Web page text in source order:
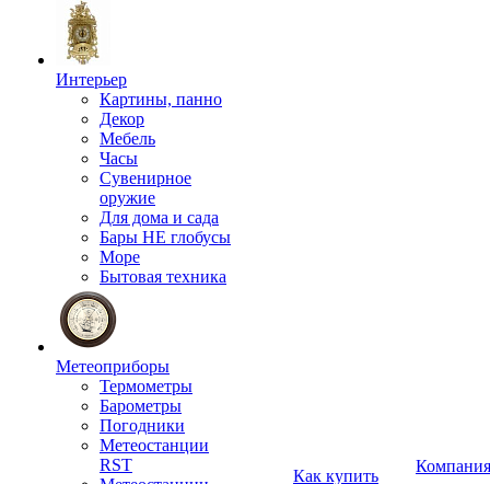
Интерьер
Картины, панно
Декор
Мебель
Часы
Сувенирное
оружие
Для дома и сада
Бары НЕ глобусы
Море
Бытовая техника
Метеоприборы
Термометры
Барометры
Погодники
Метеостанции
RST
Как купить
Компания